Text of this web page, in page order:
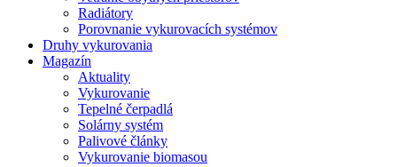
Radiátory
Porovnanie vykurovacích systémov
Druhy vykurovania
Magazín
Aktuality
Vykurovanie
Tepelné čerpadlá
Solárny systém
Palivové články
Vykurovanie biomasou